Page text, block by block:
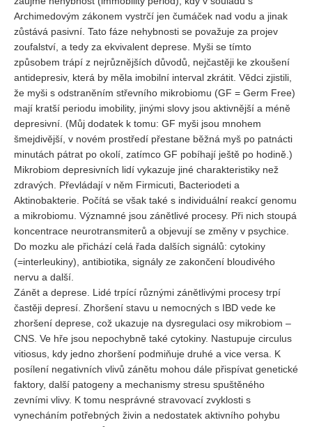
Archimedovým zákonem vystrčí jen čumáček nad vodu a jinak
zůstává pasivní. Tato fáze nehybnosti se považuje za projev
zoufalství, a tedy za ekvivalent deprese. Myši se tímto
způsobem trápí z nejrůznějších důvodů, nejčastěji ke zkoušení
antidepresiv, která by měla imobilní interval zkrátit. Vědci zjistili,
že myši s odstraněním střevního mikrobiomu (GF = Germ Free)
mají kratší periodu imobility, jinými slovy jsou aktivnější a méně
depresivní. (Můj dodatek k tomu: GF myši jsou mnohem
šmejdivější, v novém prostředí přestane běžná myš po patnácti
minutách pátrat po okolí, zatímco GF pobíhají ještě po hodině.)
Mikrobiom depresivních lidí vykazuje jiné charakteristiky než
zdravých. Převládají v něm Firmicuti, Bacteriodeti a
Aktinobakterie. Počítá se však také s individuální reakcí genomu
a mikrobiomu. Významné jsou zánětlivé procesy. Při nich stoupá
koncentrace neurotransmiterů a objevují se změny v psychice.
Do mozku ale přichází celá řada dalších signálů: cytokiny
(=interleukiny), antibiotika, signály ze zakončení bloudivého
nervu a další.
Zánět a deprese. Lidé trpící různými zánětlivými procesy trpí
častěji depresí. Zhoršení stavu u nemocných s IBD vede ke
zhoršení deprese, což ukazuje na dysregulaci osy mikrobiom –
CNS. Ve hře jsou nepochybně také cytokiny. Nastupuje circulus
vitiosus, kdy jedno zhoršení podmiňuje druhé a vice versa. K
posílení negativních vlivů zánětu mohou dále přispívat genetické
faktory, další patogeny a mechanismy stresu spuštěného
zevními vlivy. K tomu nesprávné stravovací zvyklosti s
vynecháním potřebných živin a nedostatek aktivního pohybu